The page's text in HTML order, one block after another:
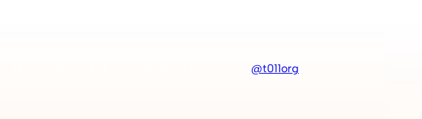
@t011org